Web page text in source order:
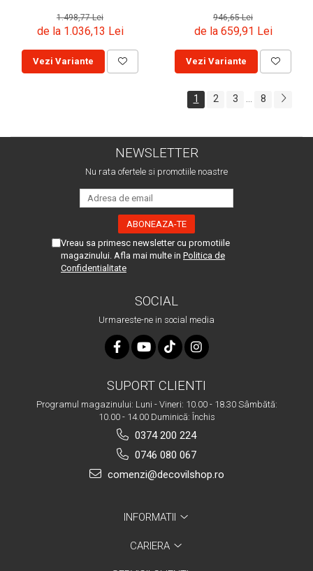
1.498,77 Lei
de la 1.036,13 Lei
Vezi Variante
946,65 Lei
de la 659,91 Lei
Vezi Variante
1 2 3 8
NEWSLETTER
Nu rata ofertele si promotiile noastre
Vreau sa primesc newsletter cu promotiile
magazinului. Afla mai multe in Politica de
Confidentialitate
SOCIAL
Urmareste-ne in social media
SUPORT CLIENTI
Programul magazinului: Luni - Vineri: 10.00 - 18.30 Sâmbătă:
10.00 - 14.00 Duminică: Închis
0374 200 224
0746 080 067
comenzi@decovilshop.ro
INFORMATII
CARIERA